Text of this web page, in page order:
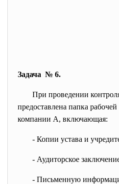
Задача № 6.
При проведении
предоставлена папка
компании А, включающая:
- Копии устава и
- Аудиторское
- Письменную